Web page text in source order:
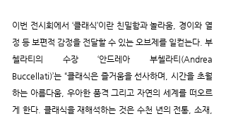
이번 전시회에서 ‘클래식’이란 친밀함과 놀라움, 경이와 열
정 등 보편적 감정을 전달할 수 있는 오브제를 일컫는다. 부
첼라티의 수장 ‘안드레아 부첼라티(Andrea
Buccellati)’는 “클래식은 즐거움을 선사하며, 시간을 초월
하는 아름다움, 우아한 품격 그리고 자연의 세계를 떠오르
게 한다. 클래식을 재해석하는 것은 수천 년의 전통, 소재,